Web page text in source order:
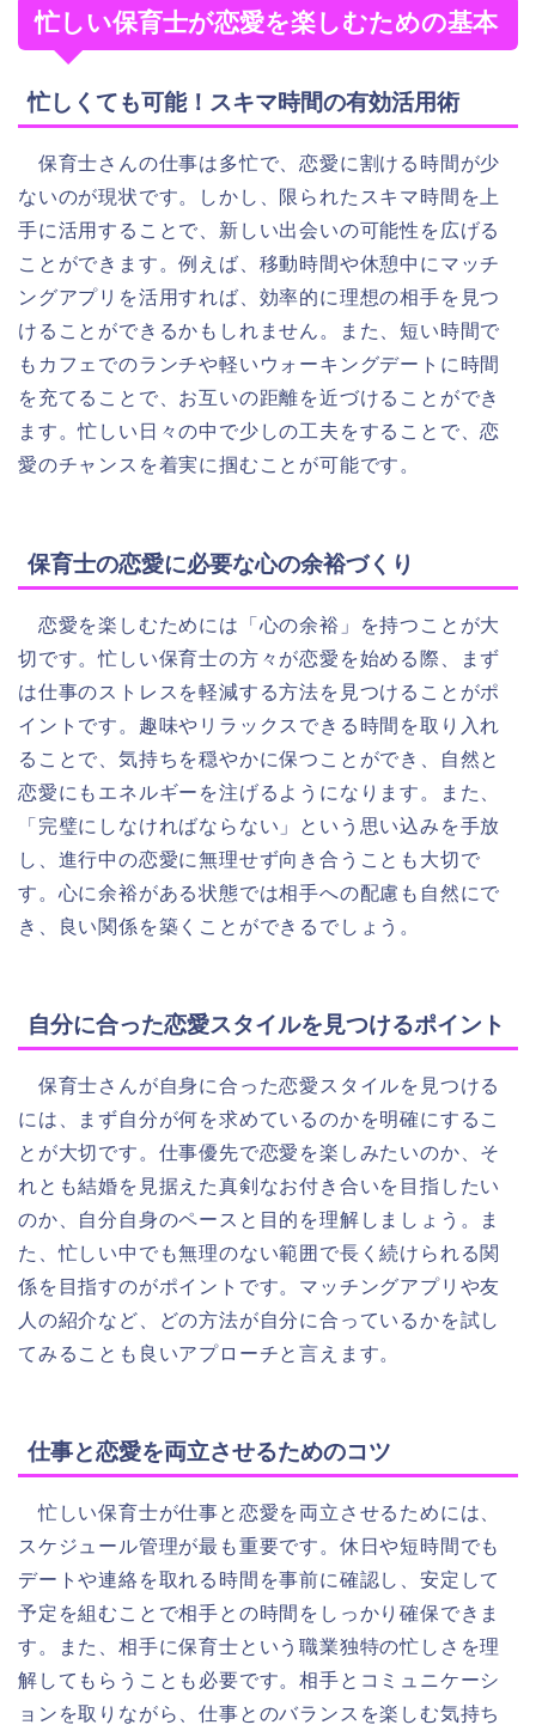
忙しい保育士が恋愛を楽しむための基本
忙しくても可能！スキマ時間の有効活用術
保育士さんの仕事は多忙で、恋愛に割ける時間が少
ないのが現状です。しかし、限られたスキマ時間を上
手に活用することで、新しい出会いの可能性を広げる
ことができます。例えば、移動時間や休憩中にマッチ
ングアプリを活用すれば、効率的に理想の相手を見つ
けることができるかもしれません。また、短い時間で
もカフェでのランチや軽いウォーキングデートに時間
を充てることで、お互いの距離を近づけることができ
ます。忙しい日々の中で少しの工夫をすることで、恋
愛のチャンスを着実に掴むことが可能です。
保育士の恋愛に必要な心の余裕づくり
恋愛を楽しむためには「心の余裕」を持つことが大
切です。忙しい保育士の方々が恋愛を始める際、まず
は仕事のストレスを軽減する方法を見つけることがポ
イントです。趣味やリラックスできる時間を取り入れ
ることで、気持ちを穏やかに保つことができ、自然と
恋愛にもエネルギーを注げるようになります。また、
「完璧にしなければならない」という思い込みを手放
し、進行中の恋愛に無理せず向き合うことも大切で
す。心に余裕がある状態では相手への配慮も自然にで
き、良い関係を築くことができるでしょう。
自分に合った恋愛スタイルを見つけるポイント
保育士さんが自身に合った恋愛スタイルを見つける
には、まず自分が何を求めているのかを明確にするこ
とが大切です。仕事優先で恋愛を楽しみたいのか、そ
れとも結婚を見据えた真剣なお付き合いを目指したい
のか、自分自身のペースと目的を理解しましょう。ま
た、忙しい中でも無理のない範囲で長く続けられる関
係を目指すのがポイントです。マッチングアプリや友
人の紹介など、どの方法が自分に合っているかを試し
てみることも良いアプローチと言えます。
仕事と恋愛を両立させるためのコツ
忙しい保育士が仕事と恋愛を両立させるためには、
スケジュール管理が最も重要です。休日や短時間でも
デートや連絡を取れる時間を事前に確認し、安定して
予定を組むことで相手との時間をしっかり確保できま
す。また、相手に保育士という職業独特の忙しさを理
解してもらうことも必要です。相手とコミュニケーシ
ョンを取りながら、仕事とのバランスを楽しむ気持ち